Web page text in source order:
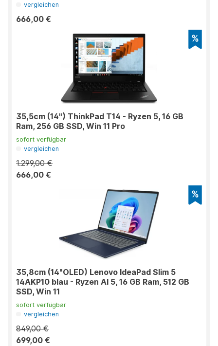
vergleichen
666,00 €
35,5cm (14") ThinkPad T14 - Ryzen 5, 16 GB
Ram, 256 GB SSD, Win 11 Pro
sofort verfügbar
vergleichen
1.299,00 €
666,00 €
35,8cm (14"OLED) Lenovo IdeaPad Slim 5
14AKP10 blau - Ryzen AI 5, 16 GB Ram, 512 GB
SSD, Win 11
sofort verfügbar
vergleichen
849,00 €
699,00 €